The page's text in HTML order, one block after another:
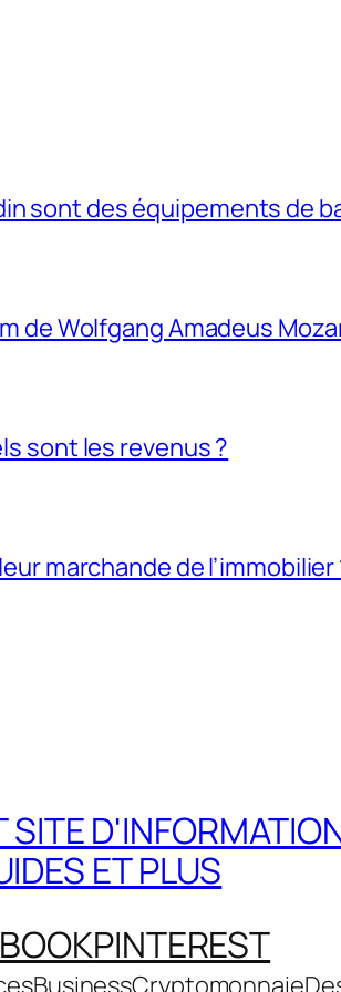
sont des équipements de
de Wolfgang Amadeus
sont les revenus ?
marchande de l’immobilier
ET PLUS
PINTEREST
BusinessCryptomonnaie